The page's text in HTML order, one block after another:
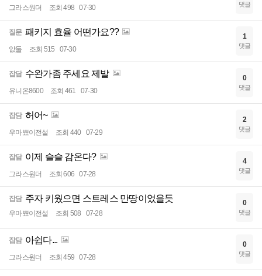
그라스원더 조회 498 07-30 댓글
질문 패키지 효율 어떤가요??
앖둘 조회 515 07-30
1
댓글
잡담 수완가좀 주세요 제발
유니온8600 조회 461 07-30
0
댓글
잡담 허어~
우마뾰이전설 조회 440 07-29
2
댓글
잡담 이제 슬슬 감온다?
그라스원더 조회 606 07-28
4
댓글
잡담 주자 키웠으면 스트레스 만땅이었을듯
우마뾰이전설 조회 508 07-28
0
댓글
잡담 아쉽다...
그라스원더 조회 459 07-28
0
댓글